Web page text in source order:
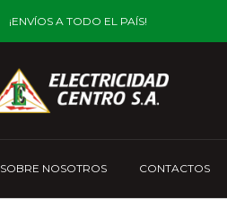
¡ENVÍOS A TODO EL PAÍS!
SOBRE NOSOTROS CONTACTOS